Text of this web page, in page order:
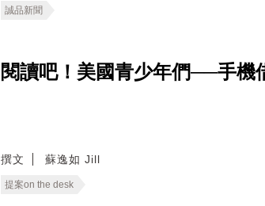
誠品新聞
閱讀吧！美國青少年們──手機
撰文 蘇逸如 Jill
提案on the desk